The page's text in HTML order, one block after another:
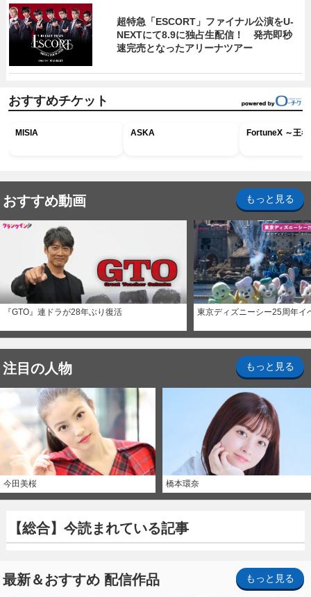
超特急「ESCORT」ファイナル公演をU-
NEXTにて8.9に独占生配信！ 発売即秒
速完売となったアリーナツアー
おすすめチケット
MISIA ASKA FortuneX ～王
おすすめ動画 もっと見る
『GTO』連ドラが28年ぶり復活 東京ディズニーシー25周年イ
注目の人物 もっと見る
今田美桜 橋本環奈
【総合】今読まれている記事
最新＆おすすめ 配信作品 もっと見る